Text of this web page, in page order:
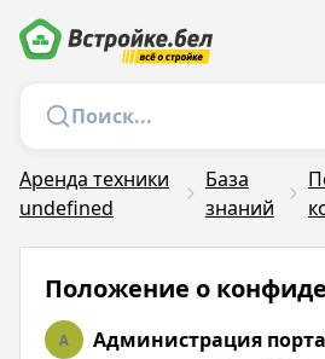
Аренда техники
undefined
База
знаний
Положение о
A Администрация